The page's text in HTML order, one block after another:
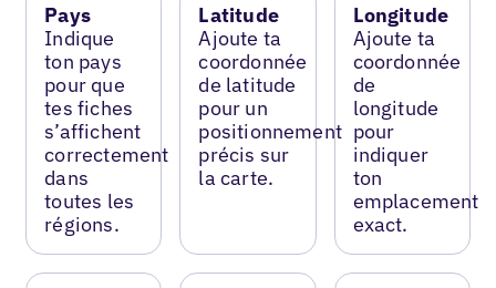
Pays
Indique
ton pays
pour que
tes fiches
s’affichent
correctement
dans
toutes les
régions.
Latitude
Ajoute ta
coordonnée
de latitude
pour un
positionnement
précis sur
la carte.
Longitude
Ajoute ta
coordonnée
de
longitude
pour
indiquer
ton
emplacement
exact.